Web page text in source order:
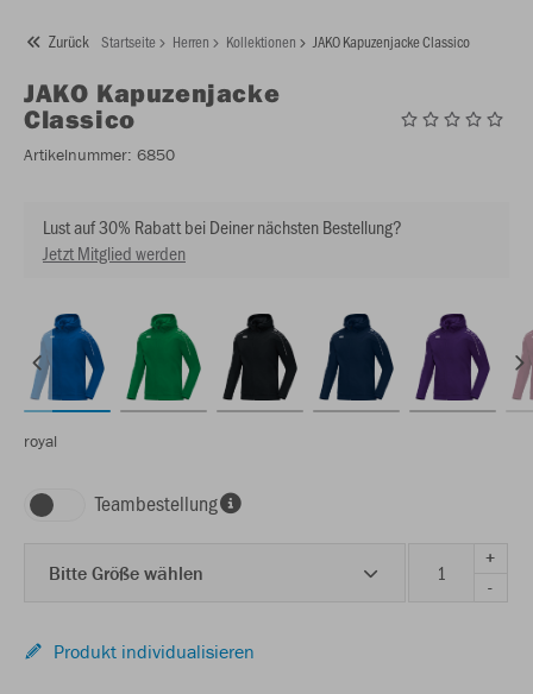
Zurück Startseite Herren Kollektionen JAKO Kapuzenjacke Classico
JAKO Kapuzenjacke
Classico
Artikelnummer: 6850
Lust auf 30% Rabatt bei Deiner nächsten Bestellung?
Jetzt Mitglied werden
royal
Teambestellung
Bitte Größe wählen
+
-
Produkt individualisieren